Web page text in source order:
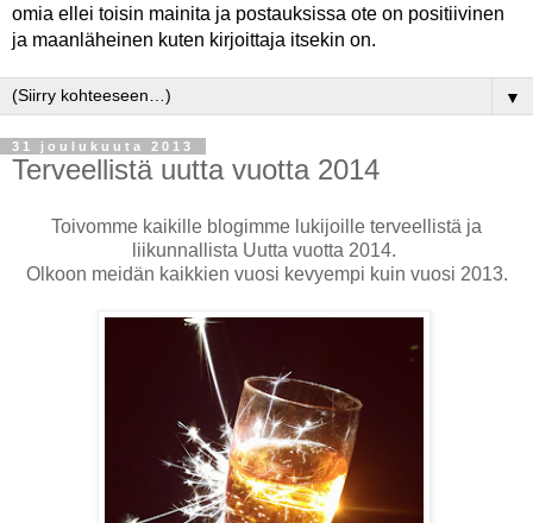
omia ellei toisin mainita ja postauksissa ote on positiivinen
ja maanläheinen kuten kirjoittaja itsekin on.
▼
31 joulukuuta 2013
Terveellistä uutta vuotta 2014
Toivomme kaikille blogimme lukijoille terveellistä ja
liikunnallista Uutta vuotta 2014.
Olkoon meidän kaikkien vuosi kevyempi kuin vuosi 2013.